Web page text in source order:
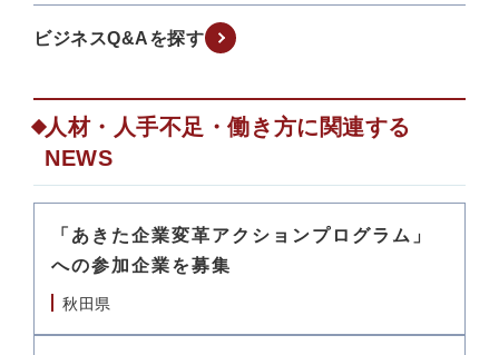
ビジネスQ&Aを探す
人材・人手不足・働き方に関連する
NEWS
「あきた企業変革アクションプログラム」
への参加企業を募集
秋田県